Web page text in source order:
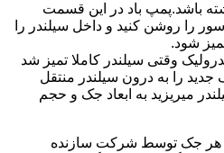
باشد.پمپ باد در این قسمت
را روشن کنید و داخل سیلندر را
شود.
وقتی سیلندر کاملا تمیز شد
جدید را به درون سیلندر منتقل
میریزید به ابعاد جک و حجم
هر جک توسط شرکت سازنده